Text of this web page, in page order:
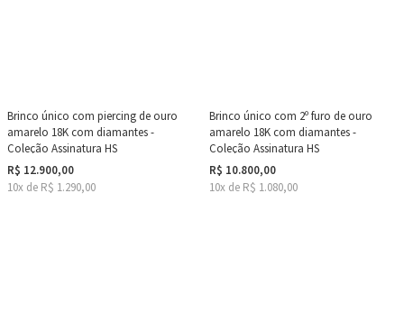
Brinco único com piercing de ouro
amarelo 18K com diamantes -
Coleção Assinatura HS
R$ 12.900,00
10x de R$ 1.290,00
Brinco único com 2º furo de ouro
amarelo 18K com diamantes -
Coleção Assinatura HS
R$ 10.800,00
10x de R$ 1.080,00